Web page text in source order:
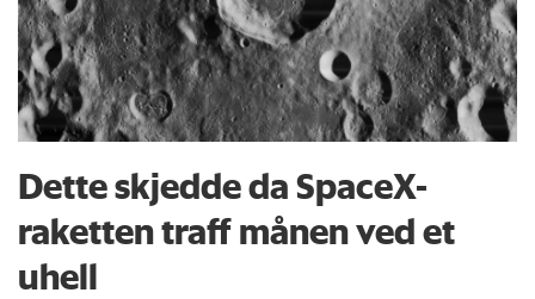
Dette skjedde da SpaceX-
raketten traff månen ved et
uhell